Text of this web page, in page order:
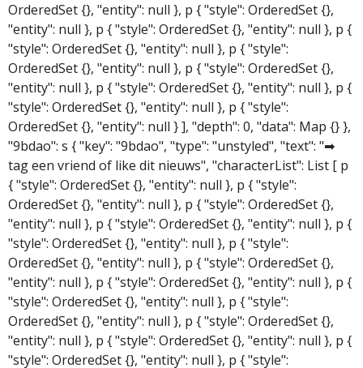
OrderedSet {}, "entity": null }, p { "style": OrderedSet {},
"entity": null }, p { "style": OrderedSet {}, "entity": null }, p {
"style": OrderedSet {}, "entity": null }, p { "style":
OrderedSet {}, "entity": null }, p { "style": OrderedSet {},
"entity": null }, p { "style": OrderedSet {}, "entity": null }, p {
"style": OrderedSet {}, "entity": null }, p { "style":
OrderedSet {}, "entity": null } ], "depth": 0, "data": Map {} },
"9bdao": s { "key": "9bdao", "type": "unstyled", "text": "➡
tag een vriend of like dit nieuws", "characterList": List [ p
{ "style": OrderedSet {}, "entity": null }, p { "style":
OrderedSet {}, "entity": null }, p { "style": OrderedSet {},
"entity": null }, p { "style": OrderedSet {}, "entity": null }, p {
"style": OrderedSet {}, "entity": null }, p { "style":
OrderedSet {}, "entity": null }, p { "style": OrderedSet {},
"entity": null }, p { "style": OrderedSet {}, "entity": null }, p {
"style": OrderedSet {}, "entity": null }, p { "style":
OrderedSet {}, "entity": null }, p { "style": OrderedSet {},
"entity": null }, p { "style": OrderedSet {}, "entity": null }, p {
"style": OrderedSet {}, "entity": null }, p { "style":